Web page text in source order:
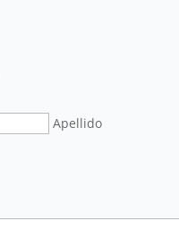
Apellido